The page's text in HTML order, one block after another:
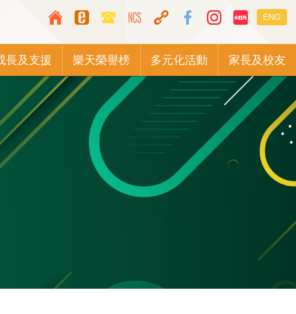
Top
Media
Icon
Button
switcher
ENG
長及支援 樂天榮譽榜 多元化活動 家長及校友